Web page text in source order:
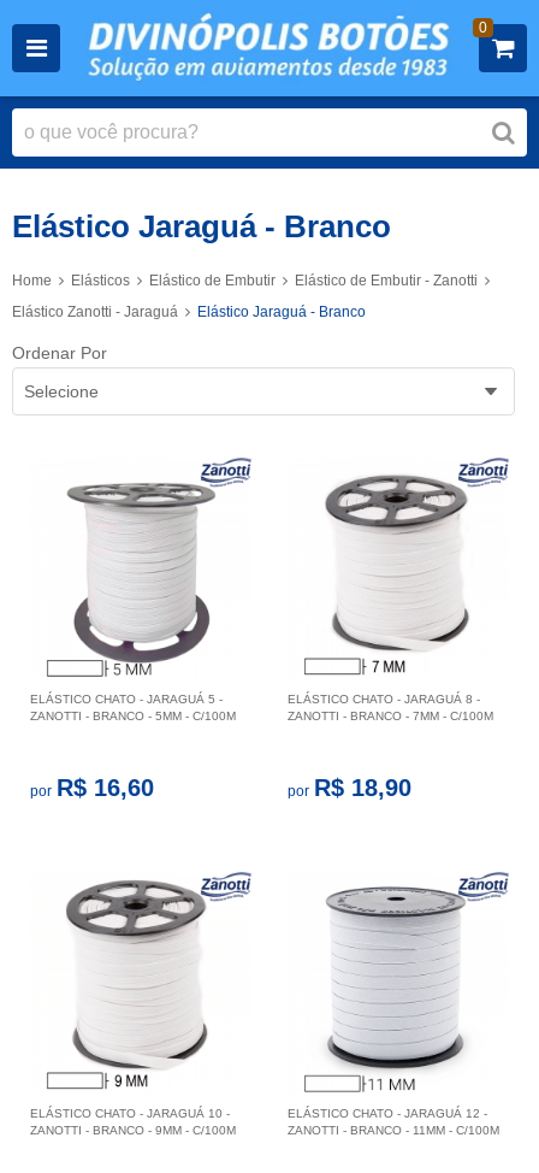
0
Elástico Jaraguá - Branco
Home Elásticos Elástico de Embutir
Elástico de Embutir - Zanotti
Elástico Zanotti - Jaraguá
Elástico Jaraguá - Branco
Ordenar Por
Selecione
ELÁSTICO CHATO - JARAGUÁ 5 -
ZANOTTI - BRANCO - 5MM - C/100M
por R$ 16,60
ELÁSTICO CHATO - JARAGUÁ 8 -
ZANOTTI - BRANCO - 7MM - C/100M
por R$ 18,90
ELÁSTICO CHATO - JARAGUÁ 10 -
ZANOTTI - BRANCO - 9MM - C/100M
ELÁSTICO CHATO - JARAGUÁ 12 -
ZANOTTI - BRANCO - 11MM - C/100M